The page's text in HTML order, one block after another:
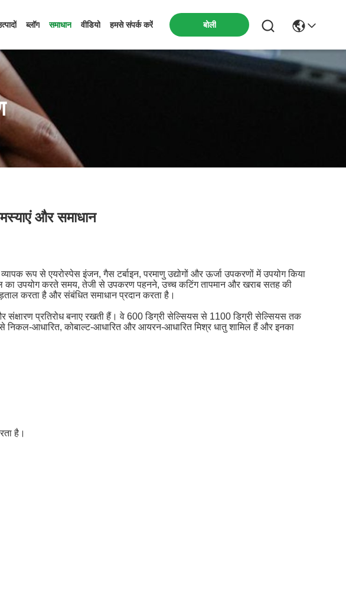
ब्लॉग समाधान वीडियो हमसे संपर्क करें बोली
और समाधान
रूप से एयरोस्पेस इंजन, गैस टर्बाइन, परमाणु उद्योगों और ऊर्जा उपकरणों में उपयोग किया
का उपयोग करते समय, तेजी से उपकरण पहनने, उच्च कटिंग तापमान और खराब सतह की
करता है और संबंधित समाधान प्रदान करता है।
संक्षारण प्रतिरोध बनाए रखती हैं। वे 600 डिग्री सेल्सियस से 1100 डिग्री सेल्सियस तक
आधारित, कोबाल्ट-आधारित और आयरन-आधारित मिश्र धातु शामिल हैं और इनका
है।